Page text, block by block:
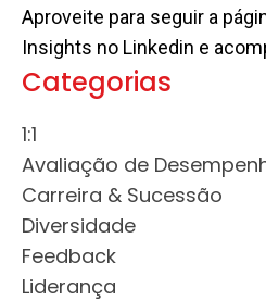
Aproveite para seguir a
Insights no Linkedin e
Categorias
1:1
Avaliação de
Carreira & Sucessão
Diversidade
Feedback
Liderança